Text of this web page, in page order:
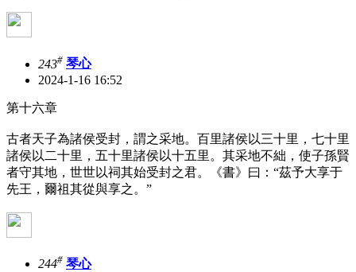
243# 琴心
2024-1-16 16:52
第十六章
古者天子為諸侯受封，謂之采地。百里諸侯以三十里，七十里
諸侯以二十里，五十里諸侯以十五里。其采地不絀，使子孫賢
者守其地，世世以祠其始受封之君。《書》曰：“茲予大享于
先王，爾祖其從與享之。”
244# 琴心